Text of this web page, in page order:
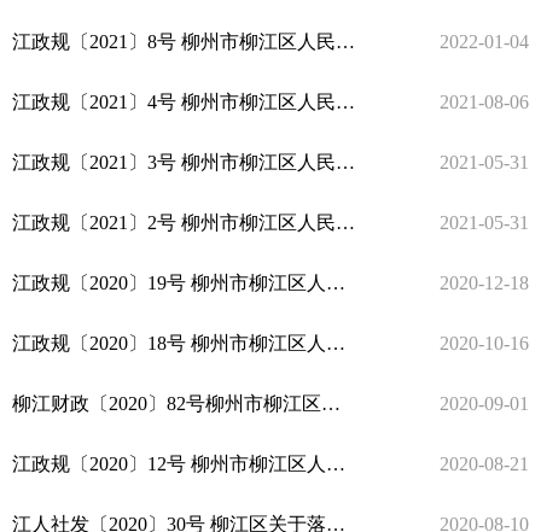
江政规〔2021〕8号 柳州市柳江区人民政府关于印发《柳江区加强旅游人才队伍建设的实施办法（试行）》 的通知 2022-01-04
江政规〔2021〕4号 柳州市柳江区人民政府关于印发《柳州市 柳江区疫苗安全事件应急预案 （试行）》的通知 2021-08-06
江政规〔2021〕3号 柳州市柳江区人民政府关于印发 《柳州市柳江区突发公共卫生事件应急 预案（2021年修订版）》的通知 2021-05-31
江政规〔2021〕2号 柳州市柳江区人民政府关于印发 《柳江区推进健康中国行动实施方案》的通知 2021-05-31
江政规〔2020〕19号 柳州市柳江区人民政府关于印发柳江区 农村生活污水治理专项规划 （2021-2035）的通知 2020-12-18
江政规〔2020〕18号 柳州市柳江区人民政府关于印发柳州市柳江区计划生育特殊家庭扶助实施方案的通知 2020-10-16
柳江财政〔2020〕82号柳州市柳江区财政局关于加强柳江区财政投资评审有关事项的通知 2020-09-01
江政规〔2020〕12号 柳州市柳江区人民政府 关于印发《柳州市柳江区全面推行 “证照分离”改革实施方案》的通知 2020-08-21
江人社发〔2020〕30号 柳江区关于落实加快人才发展奖励补贴实施细则（试行） 2020-08-10